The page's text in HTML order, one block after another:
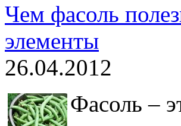
Чем фасоль
элементы
26.04.2012
Фасоль –